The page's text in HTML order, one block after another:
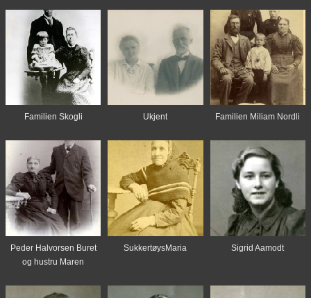
Familien Skogli Ukjent Familien Miliam Nordli
Peder Halvorsen Buret
og hustru Maren
SukkertøysMaria Sigrid Aamodt